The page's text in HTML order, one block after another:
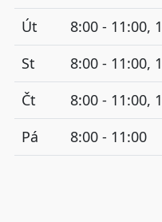
Út
8:00 - 11:00,
St
8:00 - 11:00,
Čt
8:00 - 11:00,
Pá
8:00 - 11:00